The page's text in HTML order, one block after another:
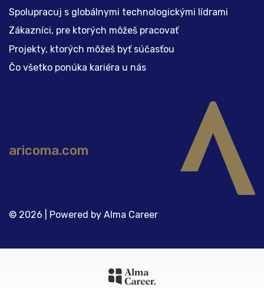
Spolupracuj s globálnymi technologickými lídrami
Zákazníci, pre ktorých môžeš pracovať
Projekty, ktorých môžeš byť súčasťou
Čo všetko ponúka kariéra u nás
aricoma.com
© 2026 | Powered by Alma Career